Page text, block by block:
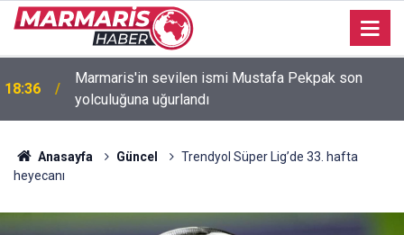
Marmaris'in sevilen ismi Mustafa Pekpak son
yolculuğuna uğurlandı
16:35
Bakan Fidan: "Körfez'de devam eden savaş
dikkatimizi Filistin meselesinden ayırmadı"
Anasayfa Güncel
Trendyol Süper Lig’de 33. hafta
heyecanı